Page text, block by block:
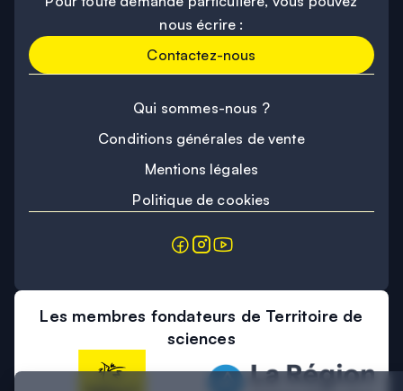
nous écrire :
Contactez-nous
Qui sommes-nous ?
Conditions générales de vente
Mentions légales
Politique de cookies
Les membres fondateurs de Territoire de
sciences